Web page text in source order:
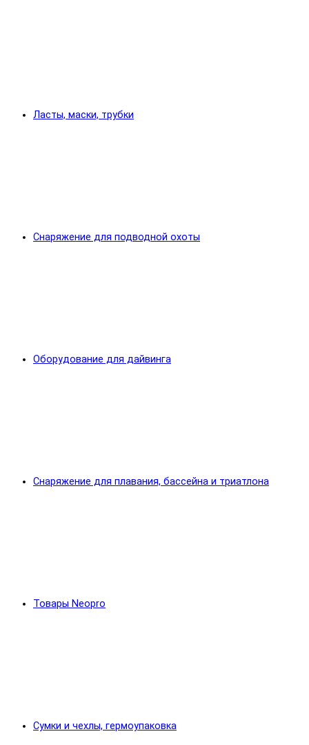
Ласты, маски, трубки
Снаряжение для подводной охоты
Оборудование для дайвинга
Снаряжение для плавания, бассейна и триатлона
Товары Neopro
Сумки и чехлы, гермоупаковка